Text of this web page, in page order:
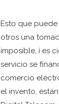
Esto que
otros una
imposible, í es
servicio se
comercio
el invento,